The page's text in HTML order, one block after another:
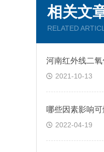
相关文
RELATED
2021-10-13
2022-04-19